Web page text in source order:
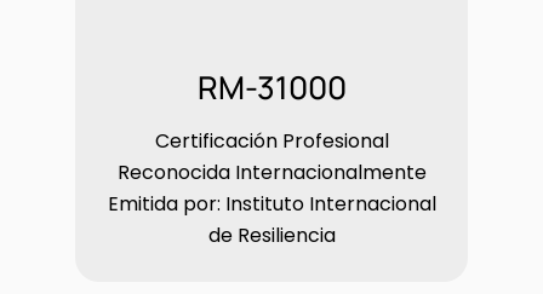
RM-31000
Certificación Profesional
Reconocida Internacionalmente
Emitida por: Instituto Internacional
de Resiliencia